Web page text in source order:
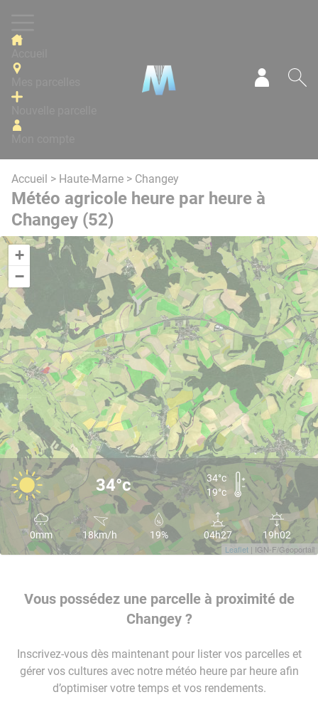
Accueil > Haute-Marne > Changey
Météo agricole heure par heure à
Changey (52)
+
−
Leaflet | IGN-F/Geoportail
34°c
34°c
19°c
0mm 18km/h 19% 04h27 19h02
Vous possédez une parcelle à proximité de
Changey ?
Inscrivez-vous dès maintenant pour lister vos parcelles et
gérer vos cultures avec notre météo heure par heure afin
d’optimiser votre temps et vos rendements.